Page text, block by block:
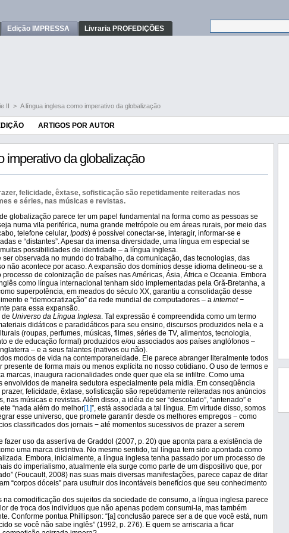
Edição IMPRESSA Livraria PROFEDIÇÕES
II > A língua inglesa como imperativo da globalização
ARTIGOS POR AUTOR
imperativo da globalização
felicidade, êxtase, sofisticação são repetidamente reiteradas nos
e séries, nas músicas e revistas.
globalização parece ter um papel fundamental na forma como as pessoas se
numa vila periférica, numa grande metrópole ou em áreas rurais, por meio das
telefone celular, Ipods) é possível conectar-se, interagir, informar-se e
e “distantes”. Apesar da imensa diversidade, uma língua em especial se
possibilidades de identidade – a língua inglesa.
observada no mundo do trabalho, da comunicação, das tecnologias, das
não acontece por acaso. A expansão dos domínios desse idioma delineou-se a
de colonização de países nas Américas, Ásia, África e Oceania. Embora
como língua internacional tenham sido implementadas pela Grã-Bretanha, a
superpotência, em meados do século XX, garantiu a consolidação desse
e “democratização” da rede mundial de computadores – a internet −
para essa expansão.
de Universo da Língua Inglesa. Tal expressão é compreendida como um termo
didáticos e paradidáticos para seu ensino, discursos produzidos nela e a
(roupas, perfumes, músicas, filmes, séries de TV, alimentos, tecnologia,
e de educação formal) produzidos e/ou associados aos países anglófonos –
– e a seus falantes (nativos ou não).
modos de vida na contemporaneidade. Ele parece abranger literalmente todos
presente de forma mais ou menos explícita no nosso cotidiano. O uso de termos e
marcas, inaugura racionalidades onde quer que ela se infiltre. Como uma
envolvidos de maneira sedutora especialmente pela mídia. Em conseqüência
felicidade, êxtase, sofisticação são repetidamente reiteradas nos anúncios
nas músicas e revistas. Além disso, a idéia de ser “descolado”, “antenado” e
“nada além do melhor[1]”, está associada a tal língua. Em virtude disso, somos
esse universo, que promete garantir desde os melhores empregos − como
classificados dos jornais − até momentos sucessivos de prazer a serem
uso da assertiva de Graddol (2007, p. 20) que aponta para a existência de
uma marca distintiva. No mesmo sentido, tal língua tem sido apontada como
Embora, inicialmente, a língua inglesa tenha passado por um processo de
do imperialismo, atualmente ela surge como parte de um dispositivo que, por
(Foucault, 2008) nas suas mais diversas manifestações, parece capaz de ditar
“corpos dóceis” para usufruir dos incontáveis benefícios que seu conhecimento
na comodificação dos sujeitos da sociedade de consumo, a língua inglesa parece
de troca dos indivíduos que não apenas podem consumi-la, mas também
Conforme pontua Phillipson: “[a] conclusão parece ser a de que você está, num
se você não sabe inglês” (1992, p. 276). E quem se arriscaria a ficar